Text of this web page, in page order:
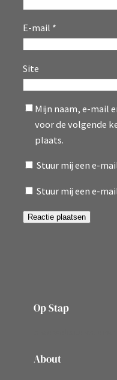
E-mail *
Site
Mijn naam, e-mail
voor de volgende
plaats.
Stuur mij een e-
Stuur mij een e-
Op Stap
About